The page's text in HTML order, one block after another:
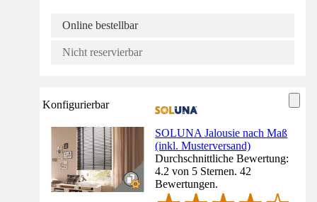
Online bestellbar
Nicht reservierbar
Konfigurierbar
SOLUNA Jalousie nach Maß
(inkl. Musterversand)
Durchschnittliche Bewertung:
4.2 von 5 Sternen. 42
Bewertungen.